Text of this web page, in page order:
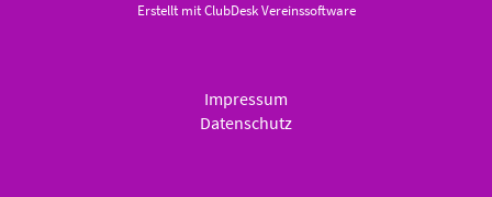
Erstellt mit ClubDesk Vereinssoftware
Impressum
Datenschutz